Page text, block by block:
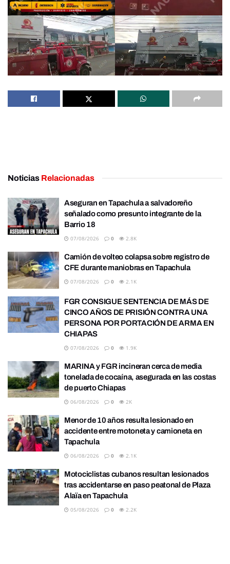
Noticias Relacionadas
Aseguran en Tapachula a salvadoreño
señalado como presunto integrante de la
Barrio 18
07/08/2026 0 2.8K
Camión de volteo colapsa sobre registro de
CFE durante maniobras en Tapachula
07/08/2026 0 2.1K
FGR CONSIGUE SENTENCIA DE MÁS DE
CINCO AÑOS DE PRISIÓN CONTRA UNA
PERSONA POR PORTACIÓN DE ARMA EN
CHIAPAS
07/08/2026 0 1.9K
MARINA y FGR incineran cerca de media
tonelada de cocaína, asegurada en las costas
de puerto Chiapas
06/08/2026 0 2K
Menor de 10 años resulta lesionado en
accidente entre motoneta y camioneta en
Tapachula
06/08/2026 0 2.1K
Motociclistas cubanos resultan lesionados
tras accidentarse en paso peatonal de Plaza
Alaïa en Tapachula
05/08/2026 0 2.2K